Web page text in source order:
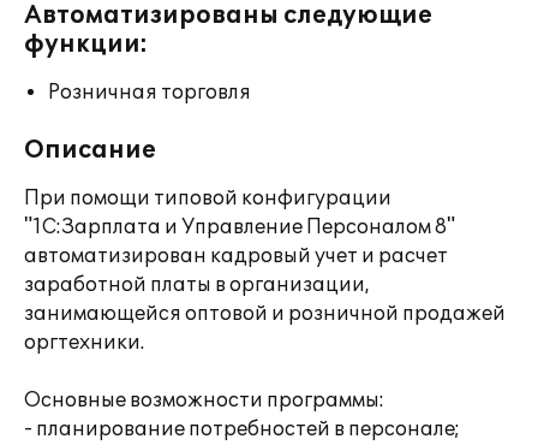
Автоматизированы следующие
функции:
Розничная торговля
Описание
При помощи типовой конфигурации
"1С:Зарплата и Управление Персоналом 8"
автоматизирован кадровый учет и расчет
заработной платы в организации,
занимающейся оптовой и розничной продажей
оргтехники.
Основные возможности программы:
- планирование потребностей в персонале;